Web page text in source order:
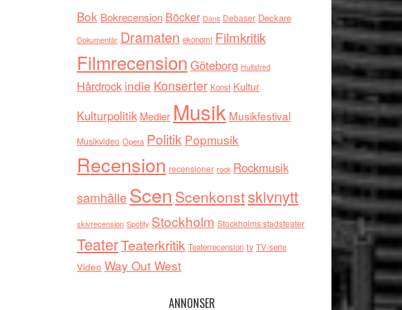
Bok Bokrecension Böcker Dans Debaser Deckare
Dokumentär Dramaten ekonomi Filmkritik
Filmrecension Göteborg Hultsfred
Hårdrock indie Konserter Konst Kultur
Kulturpolitik Medier Musik Musikfestival
Musikvideo Opera Politik Popmusik
Recension recensioner rock Rockmusik
samhälleScen Scenkonstskivnytt
skivrecension Spotify Stockholm Stockholms stadsteater
TeaterTeaterkritik Teaterrecension tv TV-serie
Video Way Out West
ANNONSER